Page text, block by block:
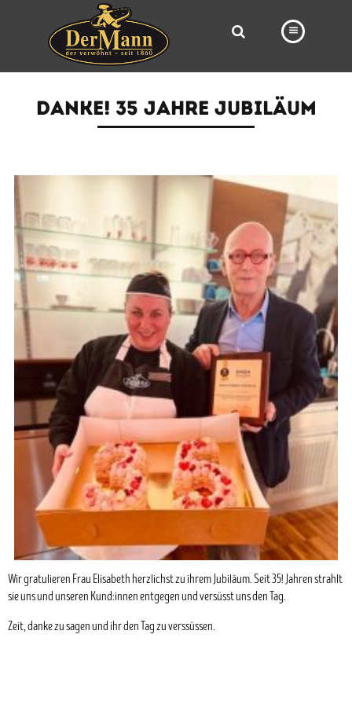
BROTWAY
VORBESTELLUNG
NEWS
KARRIERE
VIDEOS
DANKE! 35 JAHRE JUBILÄUM
Wir gratulieren Frau Elisabeth herzlichst zu ihrem Jubiläum. Seit 35! Jahren strahlt
sie uns und unseren Kund:innen entgegen und versüsst uns den Tag.
Zeit, danke zu sagen und ihr den Tag zu verssüssen.